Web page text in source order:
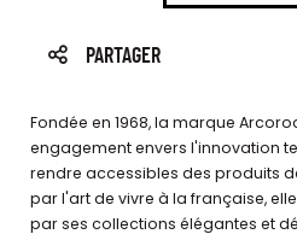
PARTAGER
Fondée en 1968, la marque
engagement envers l'innovation
rendre accessibles des produits
par l'art de vivre à la française,
par ses collections élégantes et